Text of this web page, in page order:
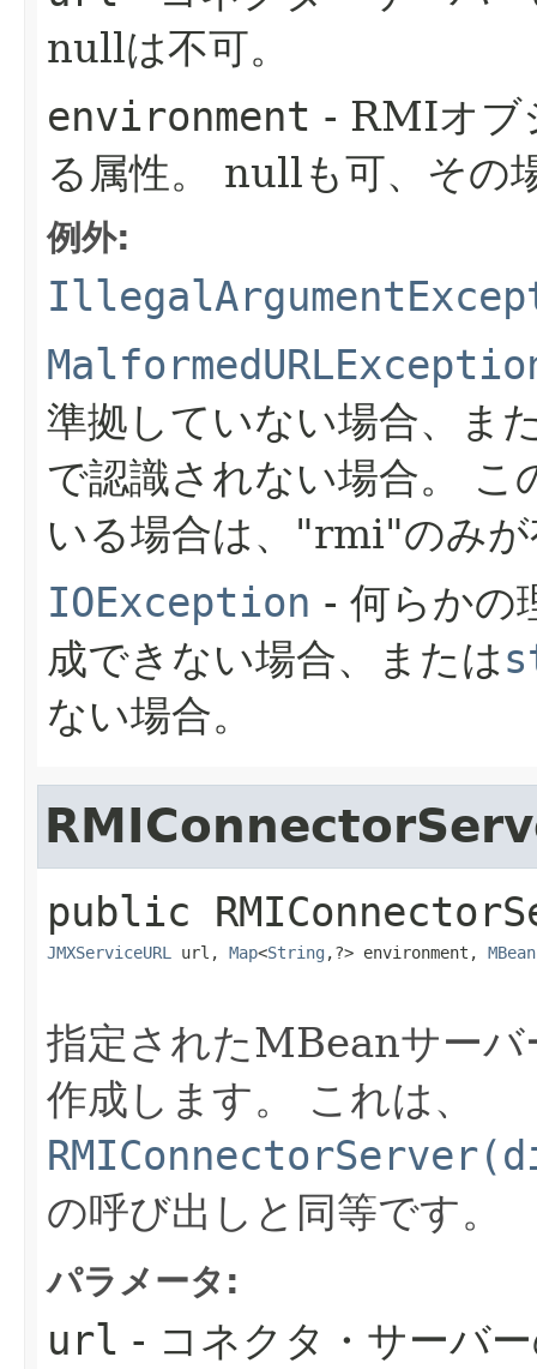
nullは不可。
environment - RMIオブ
る属性。
nullも可、その
例外:
準拠していない場合、ま
で認識されない場合。
こ
いる場合は、"rmi"のみが
IOException - 何らかの
成できない場合、または
ない場合。
public
JMXServiceURL url, Map<String ,​?> environment,
指定されたMBeanサーバ
作成します。
これは、
の呼び出しと同等です。
パラメータ:
url - コネクタ・サーバ